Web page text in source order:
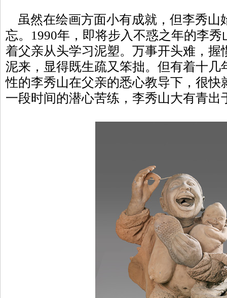
虽然在绘画方面小有成就，但李秀山
忘。1990年，即将步入不惑之年的李
着父亲从头学习泥塑。万事开头难，握
泥来，显得既生疏又笨拙。但有着十几
性的李秀山在父亲的悉心教导下，很快
一段时间的潜心苦练，李秀山大有青出